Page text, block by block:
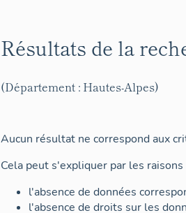
Résultats de la
(Département : Hautes-Alpes)
Aucun résultat ne correspond aux
Cela peut s'expliquer par les
l'absence de données
l'absence de droits sur les